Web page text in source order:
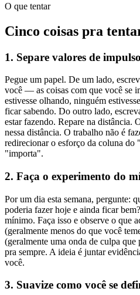
O que tentar
Cinco coisas pra
1. Separe valores de
Pegue um papel. De um lado,
você — as coisas com que você se
estivesse olhando, ninguém
ficar sabendo. Do outro lado,
estar fazendo. Repare na distância.
nessa distância. O trabalho não é
redirecionar o esforço da coluna do
"importa".
2. Faça o experimento do
Por um dia esta semana, pergunte:
poderia fazer hoje e ainda ficar
mínimo. Faça isso e observe o que
(geralmente menos do que você
(geralmente uma onda de culpa
pra sempre. A ideia é juntar
você.
3. Suavize como você se